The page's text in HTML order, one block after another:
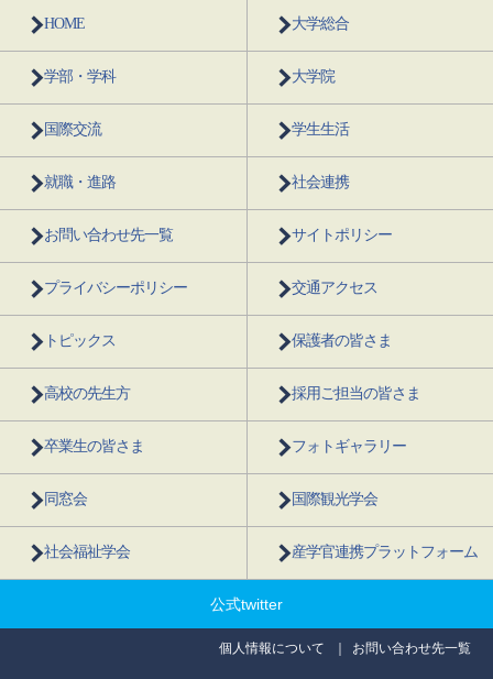
HOME 大学総合
学部・学科 大学院
国際交流 学生生活
就職・進路 社会連携
お問い合わせ先一覧 サイトポリシー
プライバシーポリシー 交通アクセス
トピックス 保護者の皆さま
高校の先生方 採用ご担当の皆さま
卒業生の皆さま フォトギャラリー
同窓会 国際観光学会
社会福祉学会 産学官連携プラットフォーム
公式twitter
個人情報について お問い合わせ先一覧